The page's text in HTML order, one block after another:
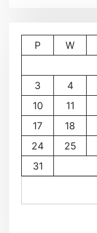
P W
3
4
10
11
17
18
24
25
31